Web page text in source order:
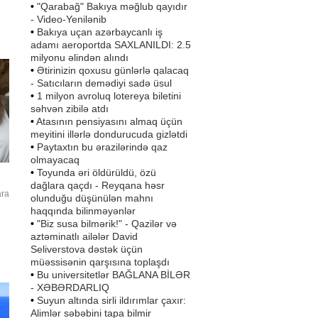
• "Qarabağ" Bakıya məğlub qayıdır
- Video-Yenilənib
• Bakıya uçan azərbaycanlı iş
adamı aeroportda SAXLANILDI: 2.5
milyonu əlindən alındı
• Ətirinizin qoxusu günlərlə qalacaq
- Satıcıların demədiyi sadə üsul
• 1 milyon avroluq lotereya biletini
səhvən zibilə atdı
•Atasının pensiyasını almaq üçün
meyitini illərlə dondurucuda gizlətdi
• Paytaxtın bu ərazilərində qaz
olmayacaq
• Toyunda əri öldürüldü, özü
dağlara qaçdı - Reyqana həsr
olunduğu düşünülən mahnı
haqqında bilinməyənlər
• "Biz susa bilmərik!" - Qazilər və
aztəminatlı ailələr David
Seliverstova dəstək üçün
müəssisənin qarşısına toplaşdı
• Bu universitetlər BAĞLANA BİLƏR
- XƏBƏRDARLIQ
• Suyun altında sirli ildırımlar çaxır:
Alimlər səbəbini tapa bilmir